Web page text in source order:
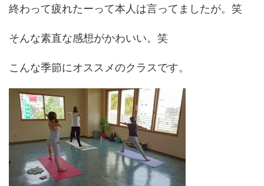
終わって疲れたーって本人は言ってましたが。笑
そんな素直な感想がかわいい。笑
こんな季節にオススメのクラスです。